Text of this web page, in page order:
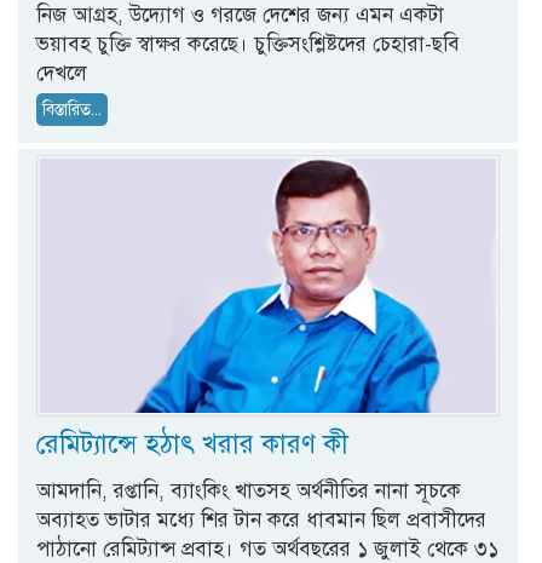
নিজ আগ্রহ, উদ্যোগ ও গরজে দেশের জন্য এমন একটা
ভয়াবহ চুক্তি স্বাক্ষর করেছে। চুক্তিসংশ্লিষ্টদের চেহারা-ছবি
দেখলে
বিস্তারিত...
রেমিট্যান্সে হঠাৎ খরার কারণ কী
আমদানি, রপ্তানি, ব্যাংকিং খাতসহ অর্থনীতির নানা সূচকে
অব্যাহত ভাটার মধ্যে শির টান করে ধাবমান ছিল প্রবাসীদের
পাঠানো রেমিট্যান্স প্রবাহ। গত অর্থবছরের ১ জুলাই থেকে ৩১